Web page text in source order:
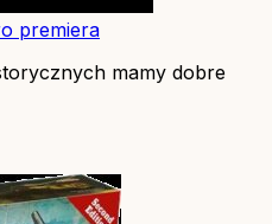
premiera
mamy dobre